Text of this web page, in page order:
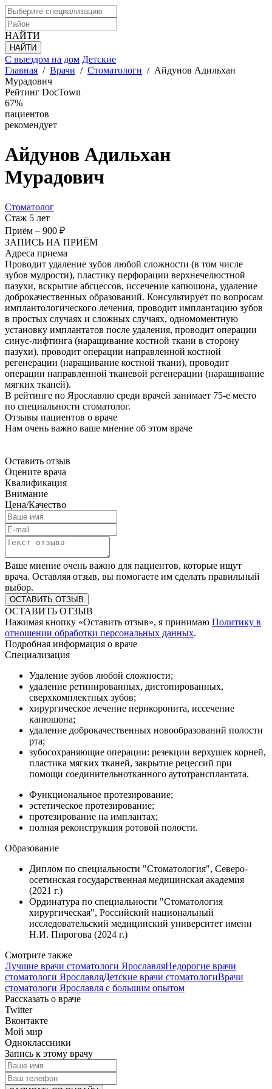
НАЙТИ
С выездом на дом Детские
Главная / Врачи / Стоматологи / Айдунов Адильхан
Мурадович
Рейтинг DocTown
67%
пациентов
рекомендует
Айдунов Адильхан
Мурадович
Стоматолог
Стаж 5 лет
Приём – 900 ₽
ЗАПИСЬ НА ПРИЁМ
Адреса приема
Проводит удаление зубов любой сложности (в том числе
зубов мудрости), пластику перфорации верхнечелюстной
пазухи, вскрытие абсцессов, иссечение капюшона, удаление
доброкачественных образований. Консультирует по вопросам
имплантологического лечения, проводит имплантацию зубов
в простых случаях и сложных случаях, одномоментную
установку имплантатов после удаления, проводит операции
синус-лифтинга (наращивание костной ткани в сторону
пазухи), проводит операции направленной костной
регенерации (наращивание костной ткани), проводит
операции направленной тканевой регенерации (наращивание
мягких тканей).
В рейтинге по Ярославлю среди врачей занимает 75-е место
по специальности стоматолог.
Отзывы пациентов о враче
Нам очень важно ваше мнение об этом враче
Оставить отзыв
Оцените врача
Квалификация
Внимание
Цена/Качество
Ваше мнение очень важно для пациентов, которые ищут
врача. Оставляя отзыв, вы помогаете им сделать правильный
выбор.
ОСТАВИТЬ ОТЗЫВ
Нажимая кнопку «Оставить отзыв», я принимаю Политику в
отношении обработки персональных данных.
Подробная информация о враче
Специализация
Удаление зубов любой сложности;
удаление ретинированных, дистопированных,
сверхкомплектных зубов;
хирургическое лечение перикоронита, иссечение
капюшона;
удаление доброкачественных новообразований полости
рта;
зубосохраняющие операции: резекции верхушек корней,
пластика мягких тканей, закрытие рецессий при
помощи соединительнотканного аутотрансплантата.
Функциональное протезирование;
эстетическое протезирование;
протезирование на имплантах;
полная реконструкция ротовой полости.
Образование
Диплом по специальности "Стоматология", Северо-
осетинская государственная медицинская академия
(2021 г.)
Ординатура по специальности "Стоматология
хирургическая", Российский национальный
исследовательский медицинский университет имени
Н.И. Пирогова (2024 г.)
Смотрите также
Лучшие врачи стоматологи ЯрославляНедорогие врачи
стоматологи ЯрославляДетские врачи стоматологиВрачи
стоматологи Ярославля с большим опытом
Рассказать о враче
Twitter
Вконтакте
Мой мир
Одноклассники
Запись к этому врачу